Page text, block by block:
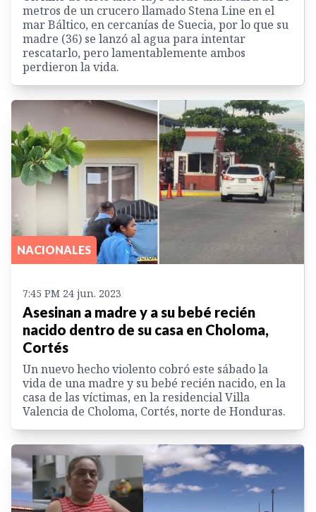
metros de un crucero llamado Stena Line en el
mar Báltico, en cercanías de Suecia, por lo que su
madre (36) se lanzó al agua para intentar
rescatarlo, pero lamentablemente ambos
perdieron la vida.
NACIONALES
7:45 PM 24 jun. 2023
Asesinan a madre y a su bebé recién
nacido dentro de su casa en Choloma,
Cortés
Un nuevo hecho violento cobró este sábado la
vida de una madre y su bebé recién nacido, en la
casa de las víctimas, en la residencial Villa
Valencia de Choloma, Cortés, norte de Honduras.